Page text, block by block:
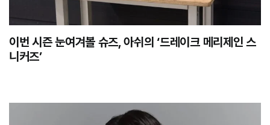
이번 시즌 눈여겨볼 슈즈, 아쉬의 ‘드레이크 메리제인 스
니커즈’